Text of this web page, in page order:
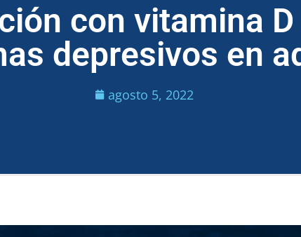
con vitamina
depresivos en
agosto 5, 2022